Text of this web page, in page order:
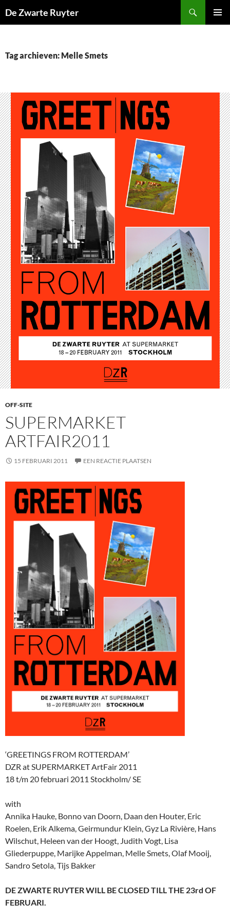
naar
De Zwarte Ruyter
Tag archieven: Melle Smets
OFF-SITE
SUPERMARKET
ARTFAIR2011
15 FEBRUARI 2011 EEN REACTIE PLAATSEN
‘GREETINGS FROM ROTTERDAM’
DZR at SUPERMARKET ArtFair 2011
18 t/m 20 februari 2011 Stockholm/ SE
with
Annika Hauke, Bonno van Doorn, Daan den Houter, Eric
Roelen, Erik Alkema, Geirmundur Klein, Gyz La Rivière, Hans
Wilschut, Heleen van der Hoogt, Judith Vogt, Lisa
Gliederpuppe, Marijke Appelman, Melle Smets, Olaf Mooij,
Sandro Setola, Tijs Bakker
DE ZWARTE RUYTER WILL BE CLOSED TILL THE 23rd OF
FEBRUARI.